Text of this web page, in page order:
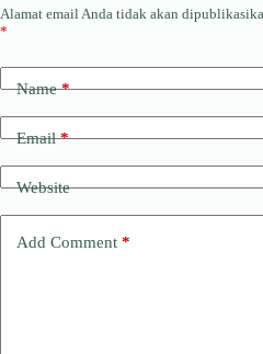
Alamat email Anda tidak akan
*
Name*
Email*
Website
Add Comment *